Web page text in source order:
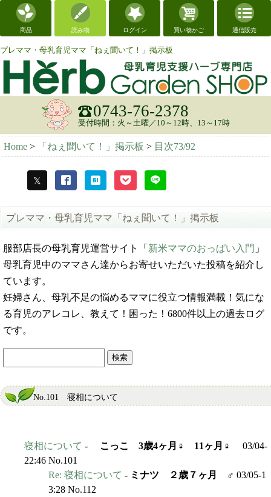
商品 読み物 ログイン 買い物かご 通信販売
プレママ・母乳育児ママ「ねぇ聞いて！」掲示板
0743-76-2378
受付時間：火～土曜／10～12時、13～17時
Home > 「ねぇ聞いて！」掲示板 > 目次73/92
プレママ・母乳育児ママ「ねぇ聞いて！」掲示板
服部店長の母乳育児運営サイト「 新米ママのおっぱい入門 」
母乳育児中のママさん達からお寄せいただいた投稿を紹介し
ています。
妊婦さん、母乳不足の悩めるママに役立つ情報満載！気にな
る育児のアレコレ、教えて！困った！6800件以上の過去ログ
です。
No.101 寝相について
寝相について - こっこ 3歳4ヶ月♀ 11ヶ月♀
03/04-
22:46 No.101
Re: 寝相について - ミナツ ２歳７ヶ月 ♂ 03/05-1
3:28 No.112